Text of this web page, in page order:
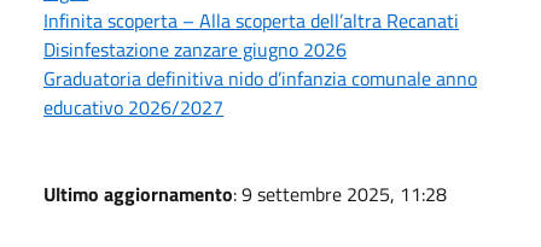
Infinita scoperta – Alla scoperta dell’altra Recanati
Disinfestazione zanzare giugno 2026
Graduatoria definitiva nido d’infanzia comunale anno
educativo 2026/2027
Ultimo aggiornamento: 9 settembre 2025, 11:28